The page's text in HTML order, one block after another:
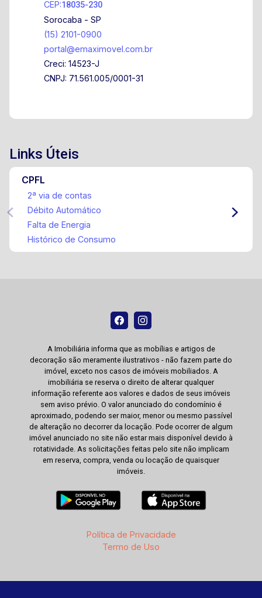
CEP:18035-230
Sorocaba - SP
(15) 2101-0900
portal@emaximovel.com.br
Creci: 14523-J
CNPJ: 71.561.005/0001-31
Links Úteis
CPFL
2ª via de contas
Débito Automático
Falta de Energia
Histórico de Consumo
A Imobiliária informa que as mobílias e artigos de
decoração são meramente ilustrativos - não fazem parte do
imóvel, exceto nos casos de imóveis mobiliados. A
imobiliária se reserva o direito de alterar qualquer
informação referente aos valores e dados de seus imóveis
sem aviso prévio. O valor anunciado do condomínio é
aproximado, podendo ser maior, menor ou mesmo passível
de alteração no decorrer da locação. Pode ocorrer de algum
imóvel anunciado no site não estar mais disponível devido à
rotatividade. As solicitações feitas pelo site não implicam
em reserva, compra, venda ou locação de quaisquer
imóveis.
Política de Privacidade
Termo de Uso